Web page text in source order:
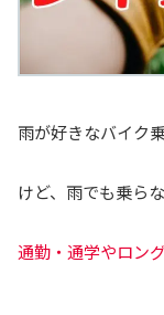
雨が好きなバイク
けど、雨でも乗ら
通勤・通学やロン